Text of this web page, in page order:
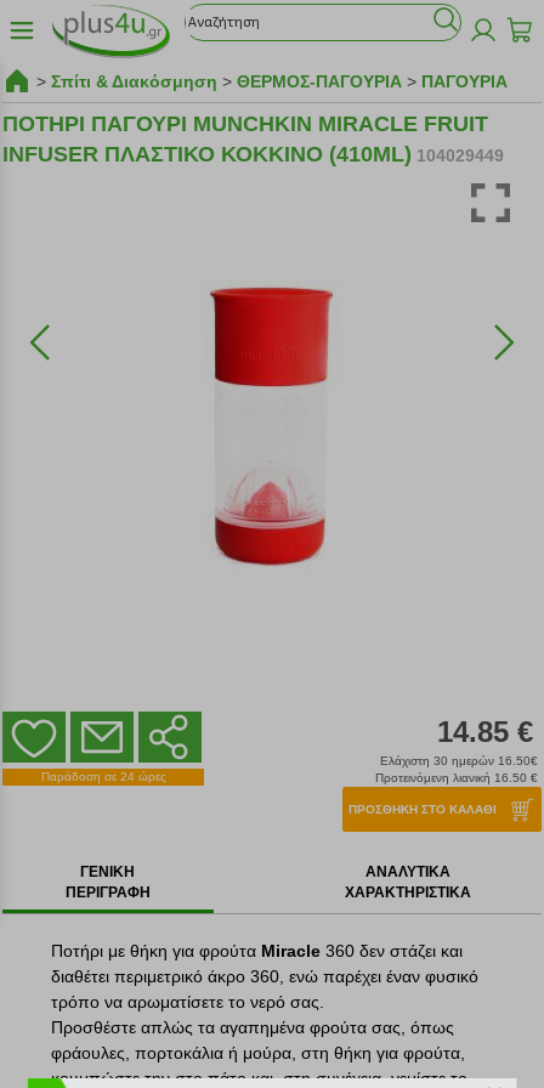
> Σπίτι & Διακόσμηση > ΘΕΡΜΟΣ-ΠΑΓΟΥΡΙΑ > ΠΑΓΟΥΡΙΑ
ΠΟΤΗΡΙ ΠΑΓΟΥΡΙ MUNCHKIN MIRACLE FRUIT
INFUSER ΠΛΑΣΤΙΚΟ ΚΟΚΚΙΝΟ (410ML) 104029449
Παράδοση σε 24 ώρες
14.85 €
Ελάχιστη 30 ημερών 16.50€
Προτεινόμενη λιανική 16.50 €
ΠΡΟΣΘΗΚΗ ΣΤΟ ΚΑΛΑΘΙ
ΓΕΝΙΚΗ
ΠΕΡΙΓΡΑΦΗ
ΑΝΑΛΥΤΙΚΑ
ΧΑΡΑΚΤΗΡΙΣΤΙΚΑ
Ποτήρι με θήκη για φρούτα Miracle 360 δεν στάζει και
διαθέτει περιμετρικό άκρο 360, ενώ παρέχει έναν φυσικό
τρόπο να αρωματίσετε το νερό σας.
Προσθέστε απλώς τα αγαπημένα φρούτα σας, όπως
φράουλες, πορτοκάλια ή μούρα, στη θήκη για φρούτα,
κουμπώστε την στο πάτο και, στη συνέχεια, γεμίστε το